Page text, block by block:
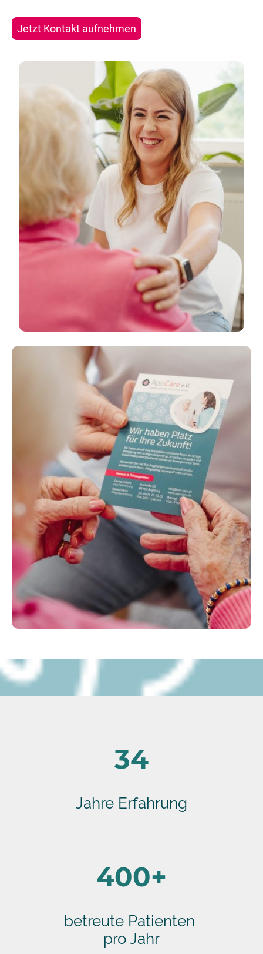
Jetzt Kontakt aufnehmen
34
Jahre Erfahrung
400+
betreute Patienten
pro Jahr